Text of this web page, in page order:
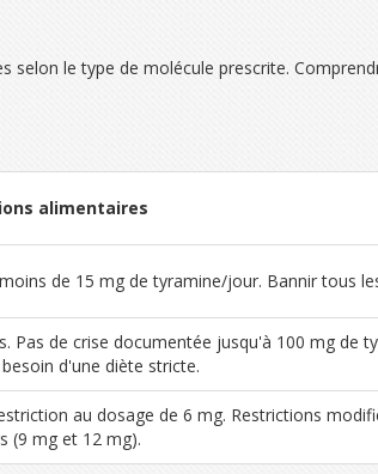
selon le type de molécule prescrite.
alimentaires
de 15 mg de tyramine/jour. Bannir tous
Pas de crise documentée jusqu'à 100 mg de
d'une diète stricte.
au dosage de 6 mg. Restrictions
(9 mg et 12 mg).